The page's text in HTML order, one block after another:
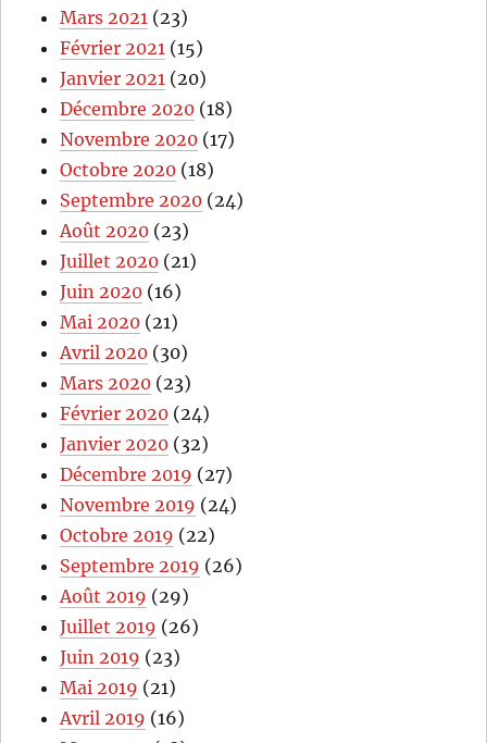
Mars 2021 (23)
Février 2021 (15)
Janvier 2021 (20)
Décembre 2020 (18)
Novembre 2020 (17)
Octobre 2020 (18)
Septembre 2020 (24)
Août 2020 (23)
Juillet 2020 (21)
Juin 2020 (16)
Mai 2020 (21)
Avril 2020 (30)
Mars 2020 (23)
Février 2020 (24)
Janvier 2020 (32)
Décembre 2019 (27)
Novembre 2019 (24)
Octobre 2019 (22)
Septembre 2019 (26)
Août 2019 (29)
Juillet 2019 (26)
Juin 2019 (23)
Mai 2019 (21)
Avril 2019 (16)